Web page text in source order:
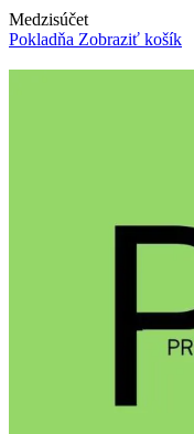
Medzisúčet
Pokladňa Zobraziť košík